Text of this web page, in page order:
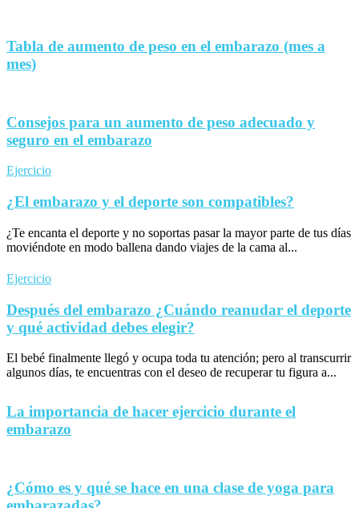
Tabla de aumento de peso en el embarazo (mes a
mes)
Consejos para un aumento de peso adecuado y
seguro en el embarazo
Ejercicio
¿El embarazo y el deporte son compatibles?
¿Te encanta el deporte y no soportas pasar la mayor parte de tus días
moviéndote en modo ballena dando viajes de la cama al...
Ejercicio
Después del embarazo ¿Cuándo reanudar el deporte
y qué actividad debes elegir?
El bebé finalmente llegó y ocupa toda tu atención; pero al transcurrir
algunos días, te encuentras con el deseo de recuperar tu figura a...
La importancia de hacer ejercicio durante el
embarazo
¿Cómo es y qué se hace en una clase de yoga para